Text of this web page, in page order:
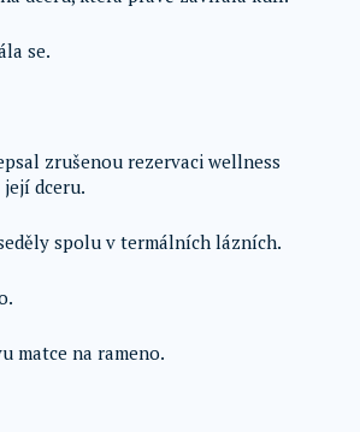
se.
zrušenou rezervaci wellness
dceru.
spolu v termálních lázních.
matce na rameno.